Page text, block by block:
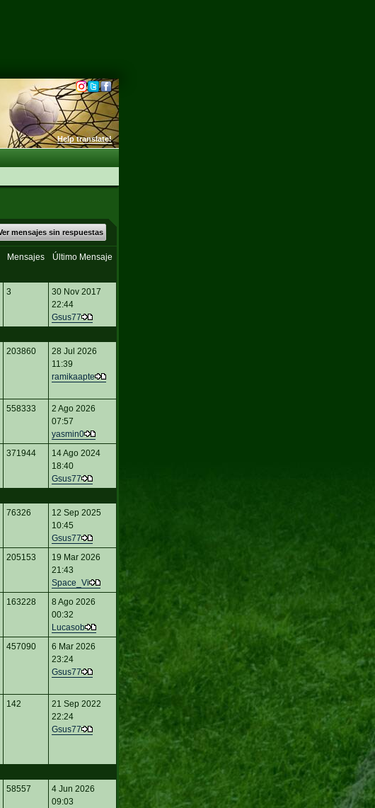
Help translate!
mensajes sin respuestas
Mensajes
Último Mensaje
3
30 Nov 2017
22:44
Gsus77
203860
28 Jul 2026
11:39
ramikaapte
558333
2 Ago 2026
07:57
yasmin0
371944
14 Ago 2024
18:40
Gsus77
76326
12 Sep 2025
10:45
Gsus77
205153
19 Mar 2026
21:43
Space_Vi
163228
8 Ago 2026
00:32
Lucasob
457090
6 Mar 2026
23:24
Gsus77
142
21 Sep 2022
22:24
Gsus77
58557
4 Jun 2026
09:03